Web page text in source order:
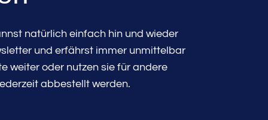
natürlich einfach hin und wieder
und erfährst immer unmittelbar
weiter oder nutzen sie für andere
abbestellt werden.